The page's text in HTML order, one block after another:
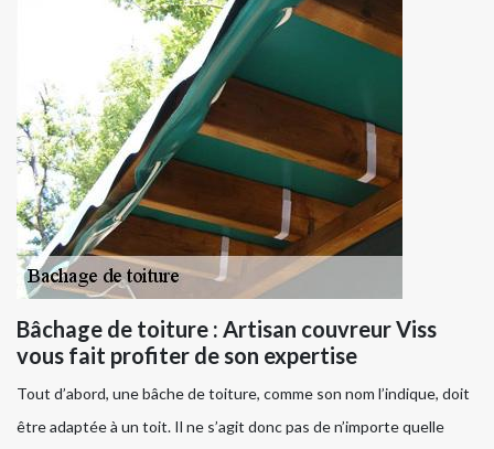
Bâchage de toiture : Artisan couvreur Viss
vous fait profiter de son expertise
Tout d’abord, une bâche de toiture, comme son nom l’indique, doit
être adaptée à un toit. Il ne s’agit donc pas de n’importe quelle